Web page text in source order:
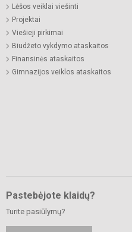
Lėšos veiklai viešinti
Projektai
Viešieji pirkimai
Biudžeto vykdymo ataskaitos
Finansinės ataskaitos
Gimnazijos veiklos ataskaitos
Pastebėjote klaidų?
Turite pasiūlymų?